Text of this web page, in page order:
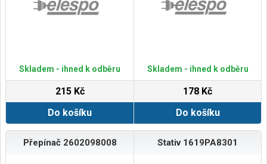
Skladem - ihned k odběru
215 Kč
Do košíku
Skladem - ihned k odběru
178 Kč
Do košíku
Přepínač 2602098008 Stativ 1619PA8301